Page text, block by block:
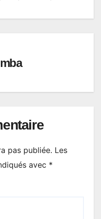
pas publiée. Les
avec *